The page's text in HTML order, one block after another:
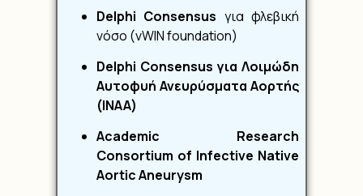
Delphi Consensus για φλεβική
νόσο (vWIN foundation)
Delphi Consensus για Λοιμώδη
Αυτοφυή Ανευρύσματα Αορτής
(INAA)
Academic Research
Consortium of Infective Native
Aortic Aneurysm